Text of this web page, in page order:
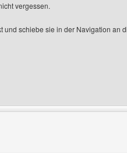
vergessen.
schiebe sie in der Navigation an